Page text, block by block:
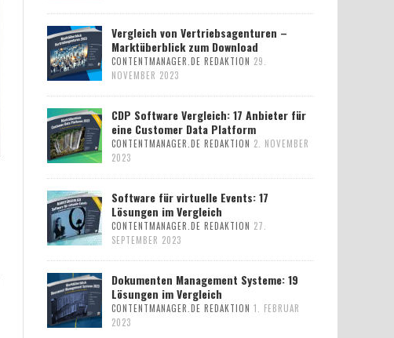
Vergleich von Vertriebsagenturen –
Marktüberblick zum Download
CONTENTMANAGER.DE REDAKTION 29.
NOVEMBER 2023
CDP Software Vergleich: 17 Anbieter für
eine Customer Data Platform
CONTENTMANAGER.DE REDAKTION 2. NOVEMBER
2023
Software für virtuelle Events: 17
Lösungen im Vergleich
CONTENTMANAGER.DE REDAKTION 27.
SEPTEMBER 2023
Dokumenten Management Systeme: 19
Lösungen im Vergleich
CONTENTMANAGER.DE REDAKTION 1. FEBRUAR
2023